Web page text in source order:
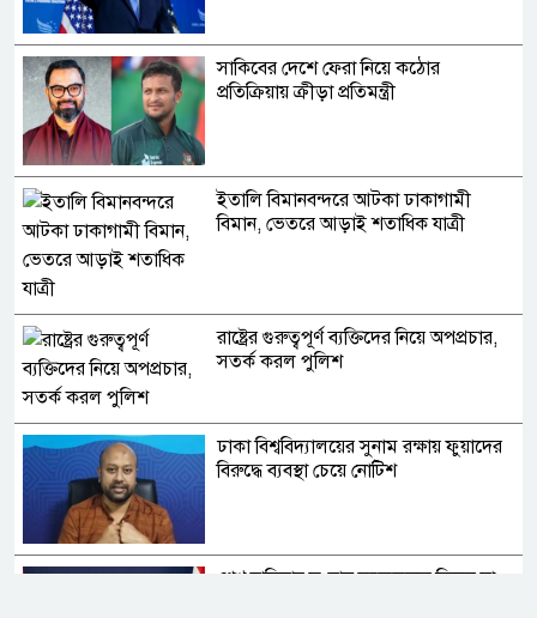
সাকিবের দেশে ফেরা নিয়ে কঠোর
প্রতিক্রিয়ায় ক্রীড়া প্রতিমন্ত্রী
ইতালি বিমানবন্দরে আটকা ঢাকাগামী
বিমান, ভেতরে আড়াই শতাধিক যাত্রী
রাষ্ট্রের গুরুত্বপূর্ণ ব্যক্তিদের নিয়ে অপপ্রচার,
সতর্ক করল পুলিশ
ঢাকা বিশ্ববিদ্যালয়ের সুনাম রক্ষায় ফুয়াদের
বিরুদ্ধে ব্যবস্থা চেয়ে নোটিশ
শেখ হাসিনার সংবাদ সম্মেলনের বিষয়ে যা